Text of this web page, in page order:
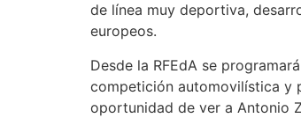
de línea muy deportiva,
europeos.
Desde la RFEdA se
competición automovilística y
oportunidad de ver a Antonio